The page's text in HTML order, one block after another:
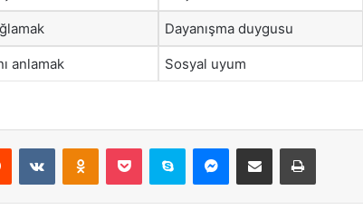
Dayanışma duygusu
anlamak Sosyal uyum
Reddit VKontakteOdnoklassniki
Pocket Skype Messenger
E-Posta ile paylaş Yazdır